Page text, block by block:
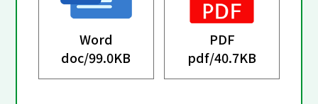
Word
doc/99.0KB
PDF
pdf/40.7KB